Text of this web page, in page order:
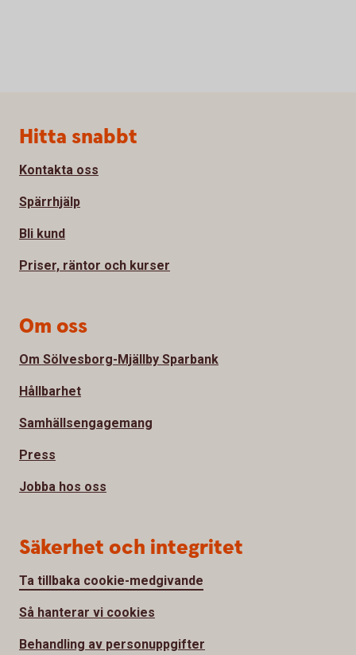
Sidfot
Hitta snabbt
Kontakta oss
Spärrhjälp
Bli kund
Priser, räntor och kurser
Om oss
Om Sölvesborg-Mjällby Sparbank
Hållbarhet
Samhällsengagemang
Press
Jobba hos oss
Säkerhet och integritet
Ta tillbaka cookie-medgivande
Så hanterar vi cookies
Behandling av personuppgifter